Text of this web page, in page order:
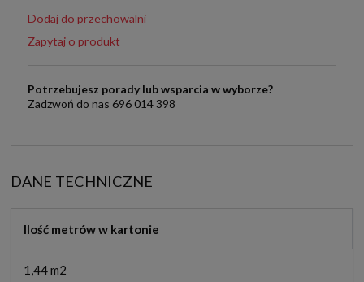
Dodaj do przechowalni
Zapytaj o produkt
Potrzebujesz porady lub wsparcia w wyborze?
Zadzwoń do nas 696 014 398
DANE TECHNICZNE
Ilość metrów w kartonie
1,44 m2